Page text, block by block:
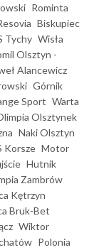
Rominta
Biskupiec
Tychy Wisła
Olsztyn -
Alancewicz
Górnik
Sport Warta
Olsztynek
Naki Olsztyn
Korsze Motor
Hutnik
Zambrów
Kętrzyn
Bruk-Bet
Wiktor
Polonia